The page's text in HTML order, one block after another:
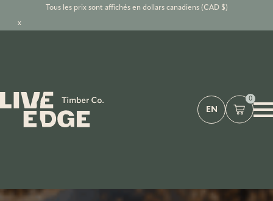
Tous les prix sont affichés en dollars canadiens (CAD $)
x
EN
0